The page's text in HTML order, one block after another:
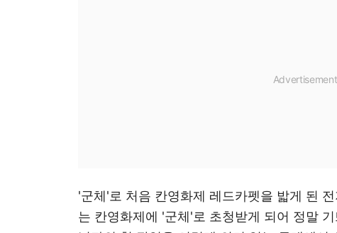
'군체'로 처음 칸영화제 레드카펫을 밟게 된
는 칸영화제에 '군체'로 초청받게 되어 정말